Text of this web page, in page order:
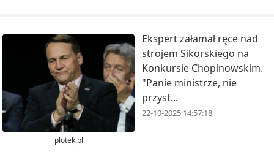
plotek.pl
Ekspert załamał ręce nad
strojem Sikorskiego na
Konkursie Chopinowskim.
"Panie ministrze, nie
przyst...
22-10-2025 14:57:18